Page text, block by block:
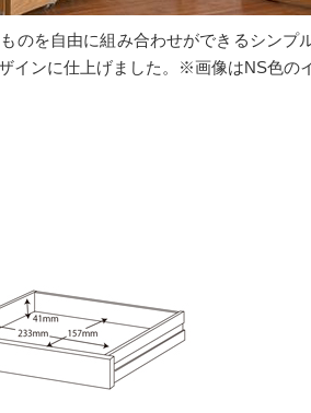
のを自由に組み合わせができるシン
インに仕上げました。※画像はNS色の